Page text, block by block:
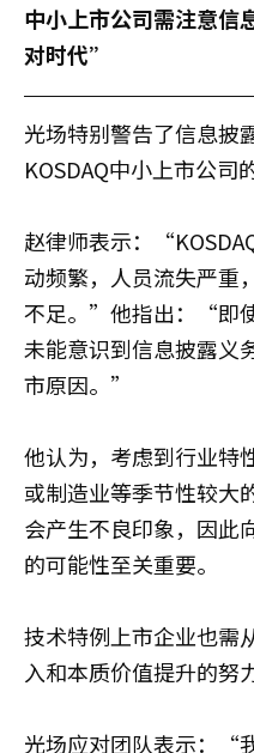
中小上市公司需注意
对时代”
光场特别警告了信息披
KOSDAQ中小上市公司
赵律师表示：
动频繁，人员流失严重
不足。”他指出：“即
未能意识到信息披露义
市原因。”
他认为，考虑到行业特
或制造业等季节性较大
会产生不良印象，因此
的可能性至关重要。
技术特例上市企业也需
入和本质价值提升的努
光场应对团队表示：“